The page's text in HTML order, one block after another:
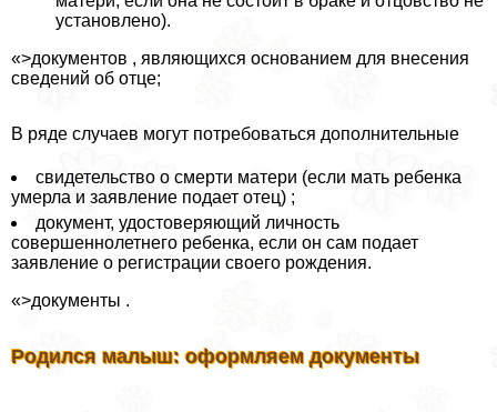
установлено).
«>документов , являющихся основанием для внесения
сведений об отце;
В ряде случаев могут потребоваться дополнительные
свидетельство о cмepти матери (если мать ребенка
умерла и заявление подает отец) ;
документ, удостоверяющий личность
совершеннолетнего ребенка, если он сам подает
заявление о регистрации своего рождения.
«>документы .
Родился малыш: оформляем документы